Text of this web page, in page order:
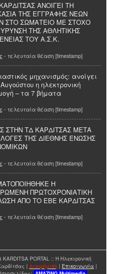
ΑΝΟΙΓΕΙ ΤΗ
ΤΗΣ ΕΓΓΡΑΦΗΣ ΝΕΩΝ
ΣΤΟ ΣΩΜΑΤΕΙΟ ΜΕ ΣΤΟΧΟ
ΤΗΣ ΑΘΛΗΤΙΚΗΣ
ΤΟΥ Α.Σ.Κ.
- τελευταία θέαση [timestamp]
μηχανισμός: ανοίγει
η ηλεκτρονική
– τα 7 βήματα
- τελευταία θέαση [timestamp]
ΣΤΗΝ ΤΔ ΚΑΡΔΙΤΣΑΣ ΜΕΤΑ
ΤΗΣ ΔΙΕΘΝΗΣ ΕΝΩΣΗΣ
- τελευταία θέαση [timestamp]
Η
ΠΡΩΤΟΧΡΟΝΙΑΤΙΚΗ
ΑΠΟ ΤΟ ΕΒΕ ΚΑΡΔΙΤΣΑΣ
- τελευταία θέαση [timestamp]
KARDITSA PORTAL :: Η Ηλεκτρονική
| Διαφήμιση | Επικοινωνία |